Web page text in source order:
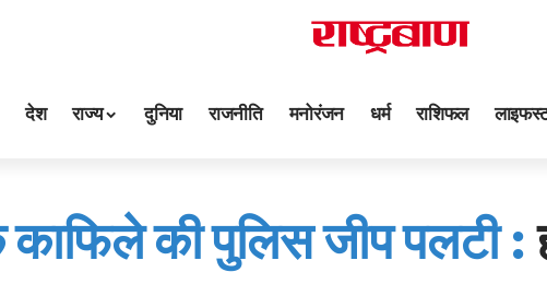
देश राज्य दुनिया राजनीति मनोरंजन धर्म राशिफल
काफिले की पुलिस जीप पलटी :